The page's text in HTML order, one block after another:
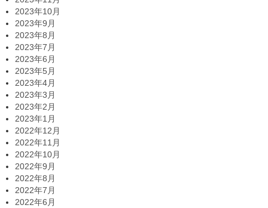
2023年10月
2023年9月
2023年8月
2023年7月
2023年6月
2023年5月
2023年4月
2023年3月
2023年2月
2023年1月
2022年12月
2022年11月
2022年10月
2022年9月
2022年8月
2022年7月
2022年6月